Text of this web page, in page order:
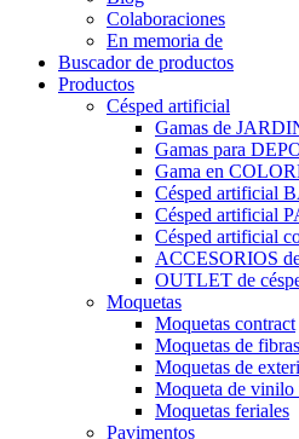
Colaboraciones
En memoria de
Buscador de productos
Productos
Césped artificial
Gamas de
Gamas para
Gama en
Césped artificial
Césped artificial
Césped artificial
ACCESORIOS
OUTLET de
Moquetas
Moquetas contract
Moquetas de
Moquetas de
Moqueta de vinilo
Moquetas feriales
Pavimentos